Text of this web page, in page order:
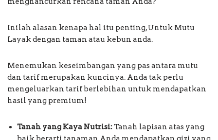
Inilah alasan kenapa hal itu penting, Untuk Mutu
Layak dengan taman atau kebun anda.
Menemukan keseimbangan yang pas antara mutu
dan tarif merupakan kuncinya. Anda tak perlu
mengeluarkan tarif berlebihan untuk mendapatkan
hasil yang premium!
Tanah yang Kaya Nutrisi:Tanah lapisan atas yang